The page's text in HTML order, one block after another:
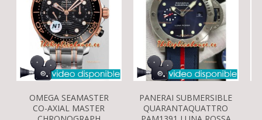
OMEGA SEAMASTER
CO-AXIAL MASTER
PANERAI SUBMERSIBLE
QUARANTAQUATTRO